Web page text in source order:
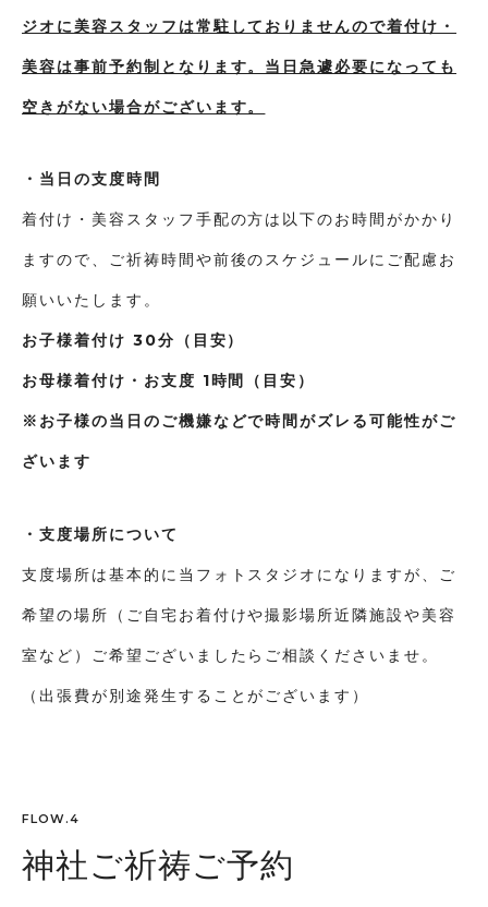
ジオに美容スタッフは常駐しておりませんので着付け・
美容は事前予約制となります。当日急遽必要になっても
空きがない場合がございます。
・当日の支度時間
着付け・美容スタッフ手配の方は以下のお時間がかかり
ますので、ご祈祷時間や前後のスケジュールにご配慮お
願いいたします。
お子様着付け 30分（目安）
お母様着付け・お支度 1時間（目安）
※お子様の当日のご機嫌などで時間がズレる可能性がご
ざいます
・支度場所について
支度場所は基本的に当フォトスタジオになりますが、ご
希望の場所（ご自宅お着付けや撮影場所近隣施設や美容
室など）ご希望ございましたらご相談くださいませ。
（出張費が別途発生することがございます）
FLOW.4
神社ご祈祷ご予約